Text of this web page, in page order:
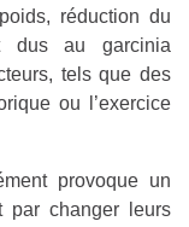
réduction du
dus au garcinia
tels que des
ou l’exercice
provoque un
par changer leurs